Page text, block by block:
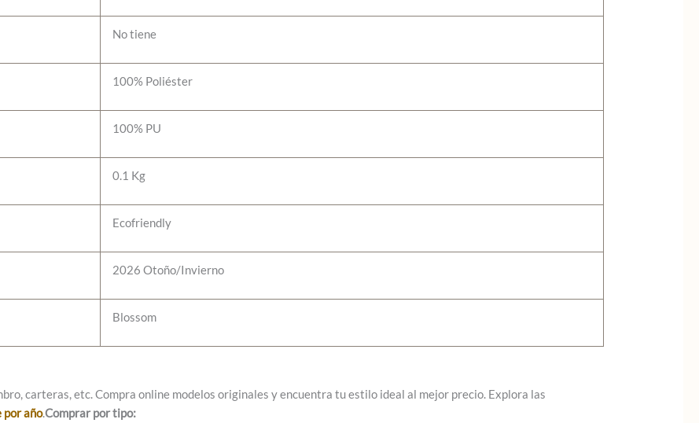
No tiene
100% Poliéster
100% PU
0.1 Kg
Ecofriendly
2026 Otoño/Invierno
Blossom
carteras, etc. Compra online modelos originales y encuentra tu estilo ideal al mejor precio. Explora las
por año.Comprar por tipo: